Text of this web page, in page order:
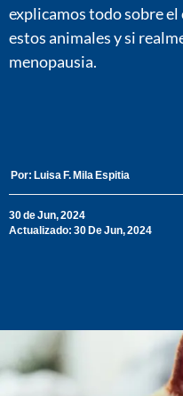
explicamos todo sobre
estos animales y si
menopausia.
Por: Luisa F. Mila Espitia
30 de Jun, 2024
Actualizado: 30 De Jun, 2024